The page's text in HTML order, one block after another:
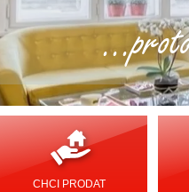
CHCI PRODAT